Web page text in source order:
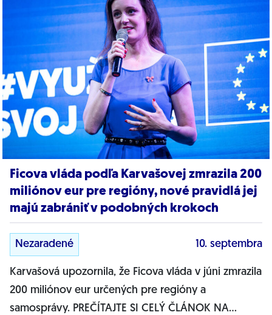
Ficova vláda podľa Karvašovej zmrazila 200
miliónov eur pre regióny, nové pravidlá jej
majú zabrániť v podobných krokoch
Nezaradené 10. septembra
Karvašová upozornila, že Ficova vláda v júni zmrazila
200 miliónov eur určených pre regióny a
samosprávy. PREČÍTAJTE SI CELÝ ČLÁNOK NA...